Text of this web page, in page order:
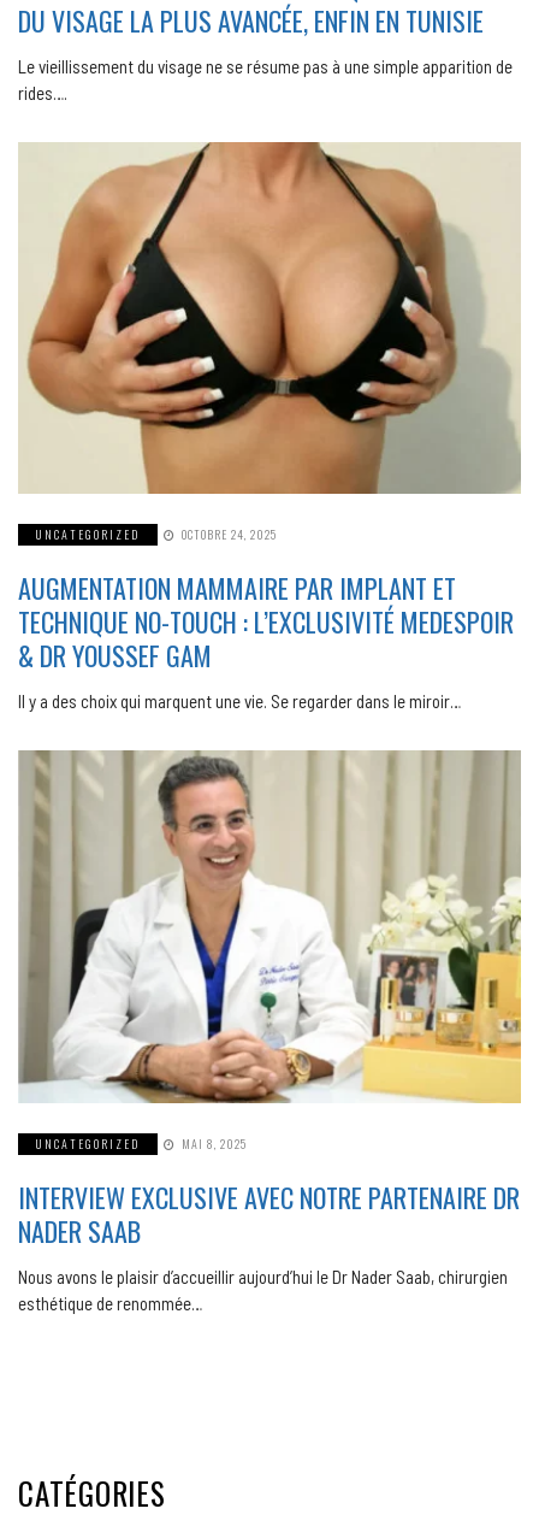
DU VISAGE LA PLUS AVANCÉE, ENFIN EN TUNISIE
Le vieillissement du visage ne se résume pas à une simple apparition de
rides….
UNCATEGORIZED OCTOBRE 24, 2025
AUGMENTATION MAMMAIRE PAR IMPLANT ET
TECHNIQUE NO-TOUCH : L’EXCLUSIVITÉ MEDESPOIR
& DR YOUSSEF GAM
Il y a des choix qui marquent une vie. Se regarder dans le miroir…
UNCATEGORIZED MAI 8, 2025
INTERVIEW EXCLUSIVE AVEC NOTRE PARTENAIRE DR
NADER SAAB
Nous avons le plaisir d’accueillir aujourd’hui le Dr Nader Saab, chirurgien
esthétique de renommée…
CATÉGORIES